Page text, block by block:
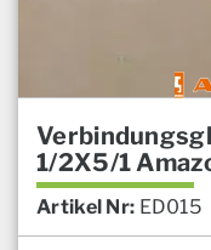
1/2X5/1
Artikel Nr: ED015